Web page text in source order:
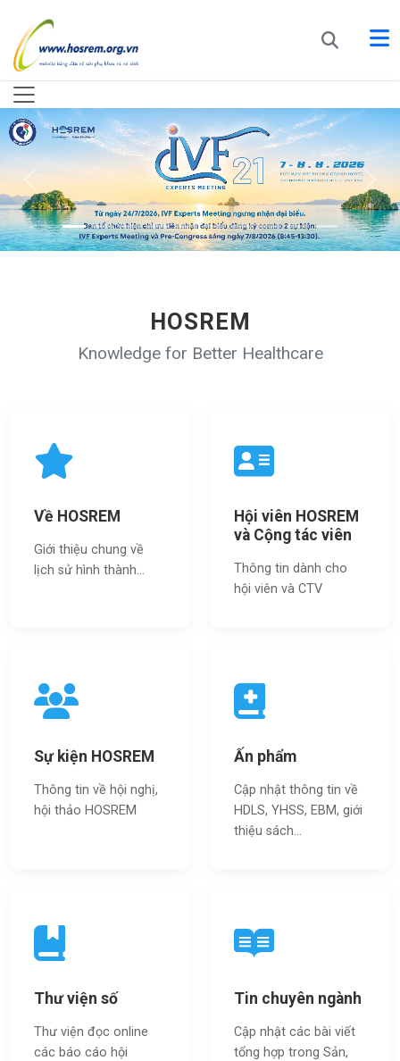
HOSREM
Knowledge for Better Healthcare
Về HOSREM
Giới thiệu chung về
lịch sử hình thành...
Hội viên HOSREM
và Cộng tác viên
Thông tin dành cho
hội viên và CTV
Sự kiện HOSREM
Thông tin về hội nghị,
hội thảo HOSREM
Ấn phẩm
Cập nhật thông tin về
HDLS, YHSS, EBM, giới
thiệu sách…
Thư viện số
Thư viện đọc online
các báo cáo hội
Tin chuyên ngành
Cập nhật các bài viết
tổng hợp trong Sản,